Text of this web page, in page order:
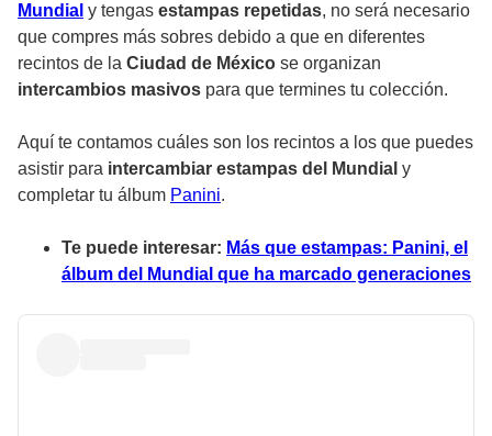
Mundial y tengas estampas repetidas, no será necesario
que compres más sobres debido a que en diferentes
recintos de la Ciudad de México se organizan
intercambios masivos para que termines tu colección.
Aquí te contamos cuáles son los recintos a los que puedes
asistir para intercambiar estampas del Mundial y
completar tu álbum Panini.
Te puede interesar: Más que estampas: Panini, el
álbum del Mundial que ha marcado generaciones